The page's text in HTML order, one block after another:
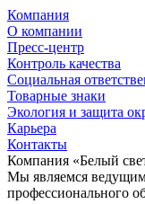
Компания
О компании
Пресс-центр
Контроль качества
Социальная
Товарные знаки
Экология и защита
Карьера
Контакты
Компания «Белый
Мы являемся
профессионального